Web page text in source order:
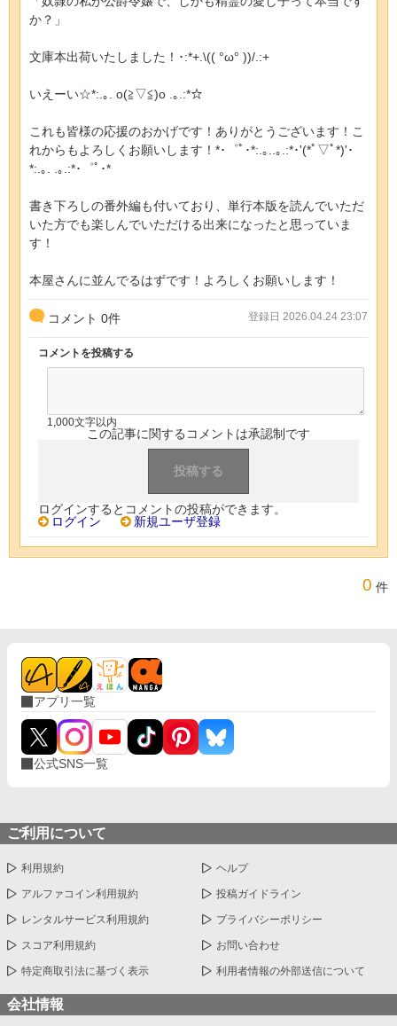
か？」
文庫本出荷いたしました！･:*+.\(( °ω° ))/.:+
いえーい☆*:.｡. o(≧▽≦)o .｡.:*☆
これも皆様の応援のおかげです！ありがとうございます！こ
れからもよろしくお願いします！*･゜ﾟ･*:.｡..｡.:*･'(*ﾟ▽ﾟ*)'･
*:.｡. .｡.:*･゜ﾟ･*
書き下ろしの番外編も付いており、単行本版を読んでいただ
いた方でも楽しんでいただける出来になったと思っていま
す！
本屋さんに並んでるはずです！よろしくお願いします！
コメント 0件 登録日 2026.04.24 23:07
コメントを投稿する
1,000文字以内
この記事に関するコメントは承認制です
ログインするとコメントの投稿ができます。
ログイン
新規ユーザ登録
0 件
アプリ一覧
公式SNS一覧
ご利用について
利用規約 ヘルプ
アルファコイン利用規約 投稿ガイドライン
レンタルサービス利用規約 プライバシーポリシー
スコア利用規約 お問い合わせ
特定商取引法に基づく表示 利用者情報の外部送信について
会社情報